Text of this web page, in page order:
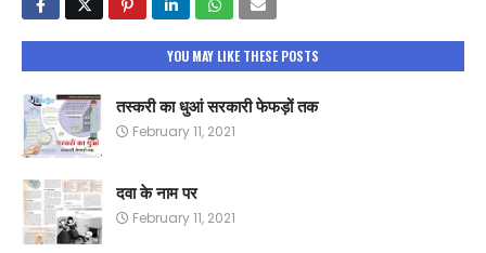
YOU MAY LIKE THESE POSTS
तस्करी का धुआं सरकारी फेफड़ों तक
February 11, 2021
दवा के नाम पर
February 11, 2021